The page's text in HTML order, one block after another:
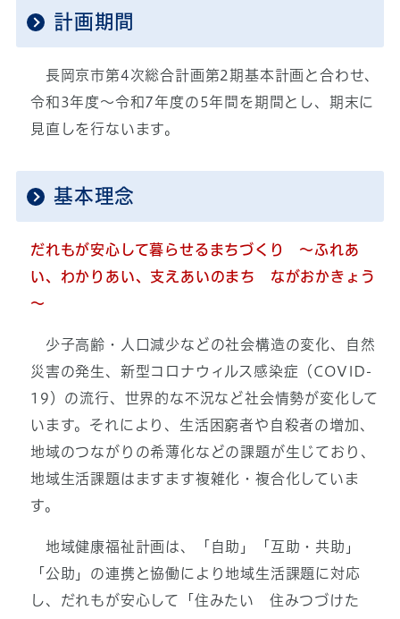
計画期間
長岡京市第4次総合計画第2期基本計画と合わせ、
令和3年度～令和7年度の5年間を期間とし、期末に
見直しを行ないます。
基本理念
だれもが安心して暮らせるまちづくり ～ふれあ
い、わかりあい、支えあいのまち ながおかきょう
～
少子高齢・人口減少などの社会構造の変化、自然
災害の発生、新型コロナウィルス感染症（COVID-
19）の流行、世界的な不況など社会情勢が変化して
います。それにより、生活困窮者や自殺者の増加、
地域のつながりの希薄化などの課題が生じており、
地域生活課題はますます複雑化・複合化していま
す。
地域健康福祉計画は、「自助」「互助・共助」
「公助」の連携と協働により地域生活課題に対応
し、だれもが安心して「住みたい 住みつづけた